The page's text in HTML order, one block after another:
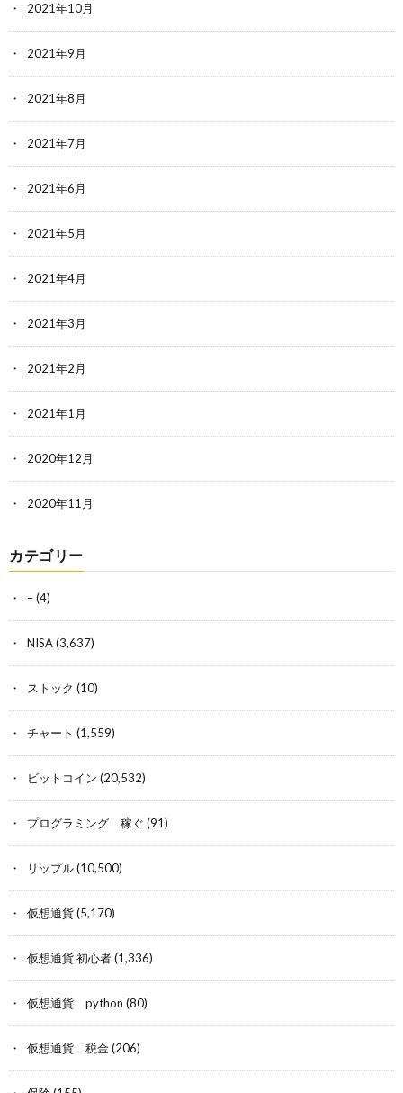
2021年10月
2021年9月
2021年8月
2021年7月
2021年6月
2021年5月
2021年4月
2021年3月
2021年2月
2021年1月
2020年12月
2020年11月
カテゴリー
–(4)
NISA(3,637)
ストック (10)
チャート (1,559)
ビットコイン (20,532)
プログラミング 稼ぐ (91)
リップル(10,500)
仮想通貨(5,170)
仮想通貨 初心者(1,336)
仮想通貨 python (80)
仮想通貨 税金(206)